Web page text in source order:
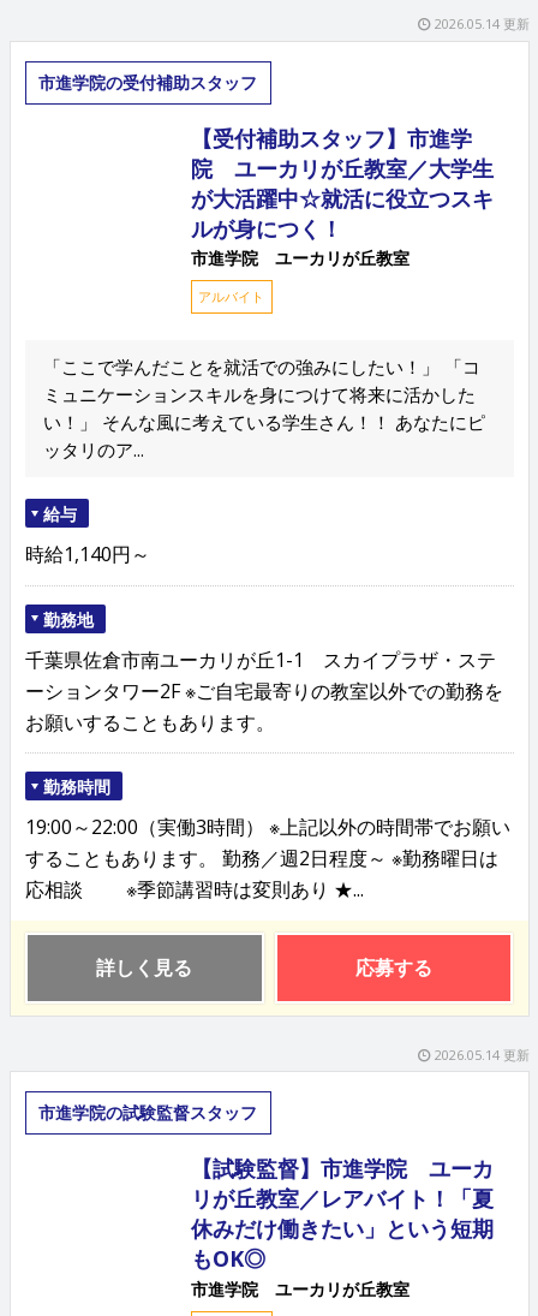
2026.05.14 更新
市進学院の受付補助スタッフ
【受付補助スタッフ】市進学
院 ユーカリが丘教室／大学生
が大活躍中☆就活に役立つスキ
ルが身につく！
市進学院 ユーカリが丘教室
アルバイト
「ここで学んだことを就活での強みにしたい！」 「コ
ミュニケーションスキルを身につけて将来に活かした
い！」 そんな風に考えている学生さん！！ あなたにピ
ッタリのア...
給与
時給1,140円～
勤務地
千葉県佐倉市南ユーカリが丘1-1 スカイプラザ・ステ
ーションタワー2F ※ご自宅最寄りの教室以外での勤務を
お願いすることもあります。
勤務時間
19:00～22:00（実働3時間） ※上記以外の時間帯でお願い
することもあります。 勤務／週2日程度～ ※勤務曜日は
応相談 ※季節講習時は変則あり ★...
詳しく見る 応募する
2026.05.14 更新
市進学院の試験監督スタッフ
【試験監督】市進学院 ユーカ
リが丘教室／レアバイト！「夏
休みだけ働きたい」という短期
もOK◎
市進学院 ユーカリが丘教室